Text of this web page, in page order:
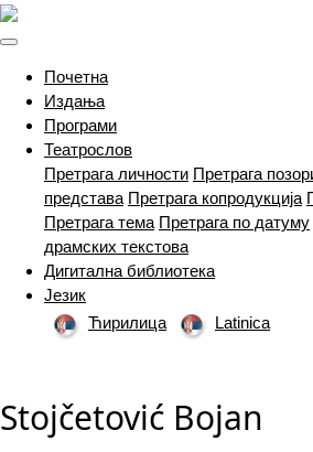
Почетна(current)
Издања
Програми
Театрослов
Претрага личности Претрага
представа Претрага копродукција
Претрага тема Претрага по датуму
драмских текстова
Дигитална библиотека
Језик
Ћирилица
Latinica
Stojčetović Bojan